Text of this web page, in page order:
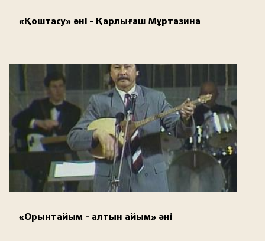
«Қоштасу» әні - Қарлығаш Мұртазина
«Орынтайым - алтын айым» әні